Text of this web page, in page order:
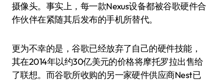
摄像头。事实上，每一款Nexus设备都被谷歌硬件合
作伙伴在紧随其后发布的手机所替代。
更为不幸的是，谷歌已经放弃了自己的硬件技能，
其在2014年以约30亿美元的价格将摩托罗拉出售给
了联想。而谷歌所收购的另一家硬件供应商Nest已